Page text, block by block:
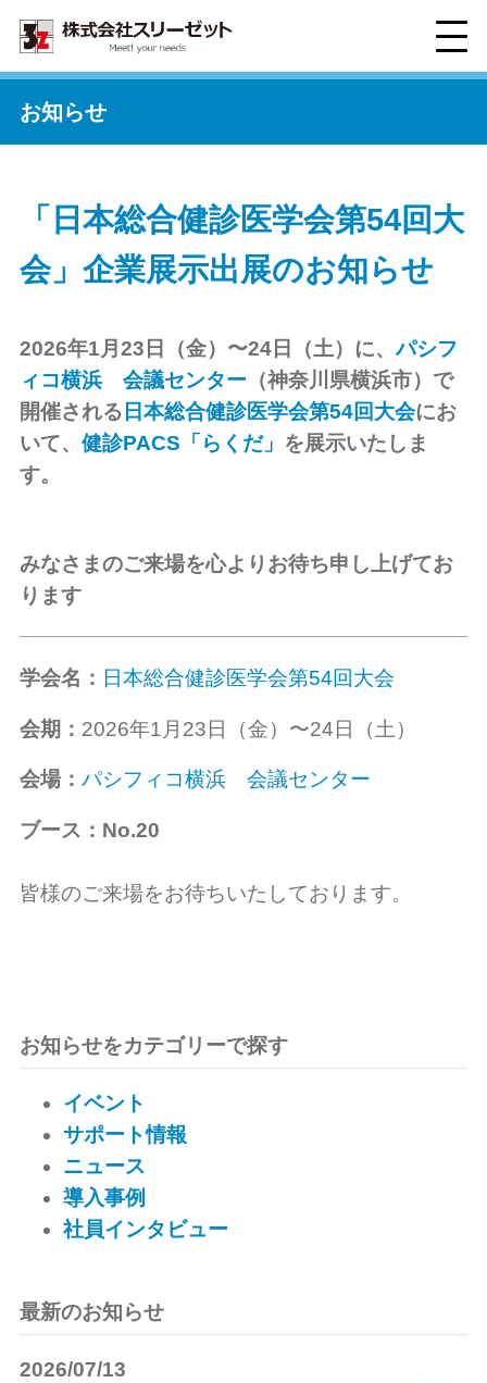
お知らせ
「日本総合健診医学会第54回大
会」企業展示出展のお知らせ
2026年1月23日（金）〜24日（土）に、パシフ
ィコ横浜 会議センター （神奈川県横浜市）で
開催される 日本総合健診医学会第54回大会にお
いて、 健診PACS「らくだ」 を展示いたしま
す。
みなさまのご来場を心よりお待ち申し上げてお
ります
学会名： 日本総合健診医学会第54回大会
会期： 2026年1月23日（金）〜24日（土）
会場： パシフィコ横浜 会議センター
ブース： No.20
皆様のご来場をお待ちいたしております。
お知らせをカテゴリーで探す
イベント
サポート情報
ニュース
導入事例
社員インタビュー
最新のお知らせ
2026/07/13